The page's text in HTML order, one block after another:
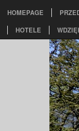
HOMEPAGE
HOTELE